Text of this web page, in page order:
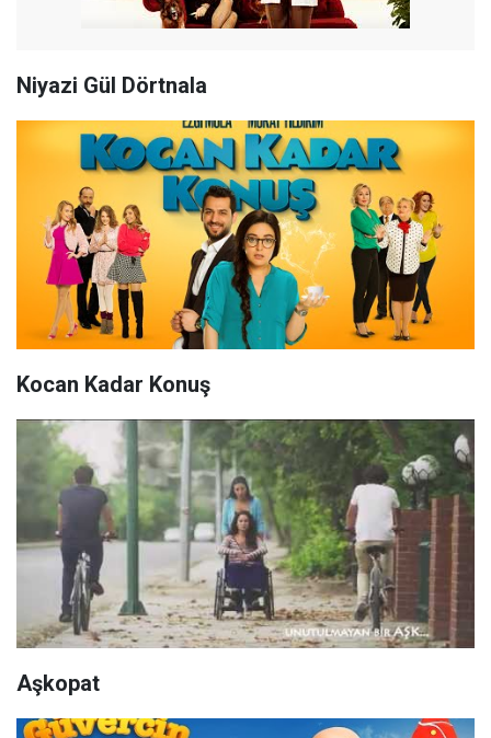
Niyazi Gül Dörtnala
Kocan Kadar Konuş
Aşkopat